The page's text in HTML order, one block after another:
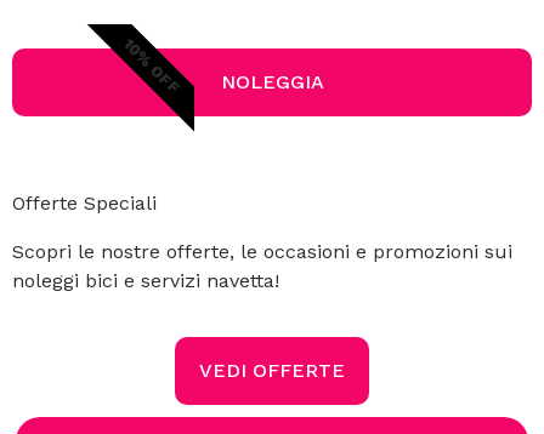
10% OFF NOLEGGIA
Offerte Speciali
Scopri le nostre offerte, le occasioni e promozioni sui
noleggi bici e servizi navetta!
VEDI OFFERTE